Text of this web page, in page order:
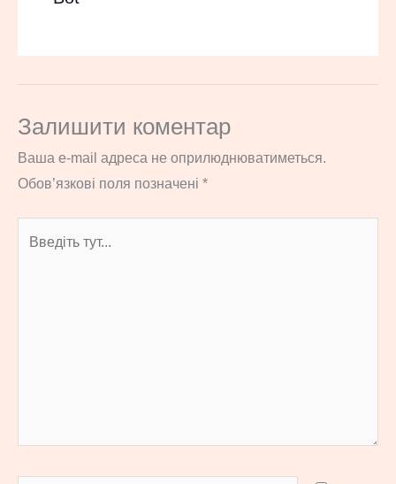
Залишити коментар
Ваша e-mail адреса не оприлюднюватиметься.
Обов’язкові поля позначені *